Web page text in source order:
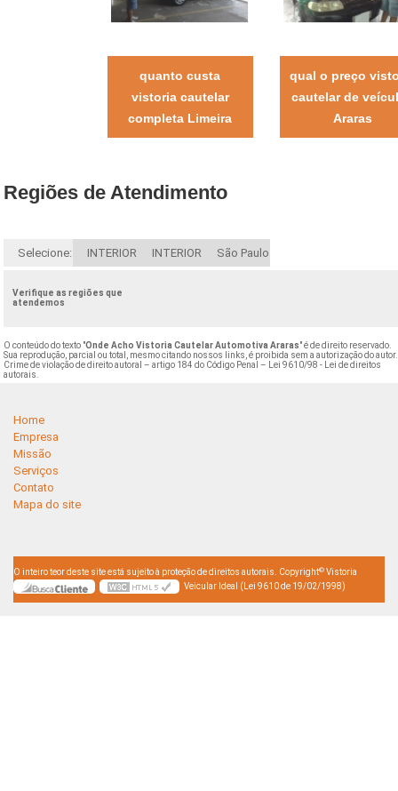
quanto custa
vistoria cautelar
completa Limeira
qual o preço
cautelar de
Araras
Regiões de Atendimento
Selecione: INTERIOR INTERIOR São Paulo
Verifique as regiões que
atendemos
O conteúdo do texto "Onde Acho Vistoria Cautelar Automotiva Araras" é de direito reservado.
Sua reprodução, parcial ou total, mesmo citando nossos links, é proibida sem a autorização do autor.
Crime de violação de direito autoral – artigo 184 do Código Penal –
Lei 9610/98 - Lei de direitos
autorais
Home
Empresa
Missão
Serviços
Contato
Mapa do site
O inteiro teor deste site está sujeito à proteção de direitos autorais. Copyright© Vistoria
Veicular Ideal (Lei 9610 de 19/02/1998)